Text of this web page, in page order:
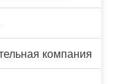
компания